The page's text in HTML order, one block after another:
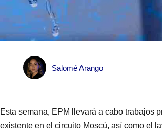
Salomé Arango
Esta semana, EPM llevará a cabo trabajos
existente en el circuito Moscú, así como el